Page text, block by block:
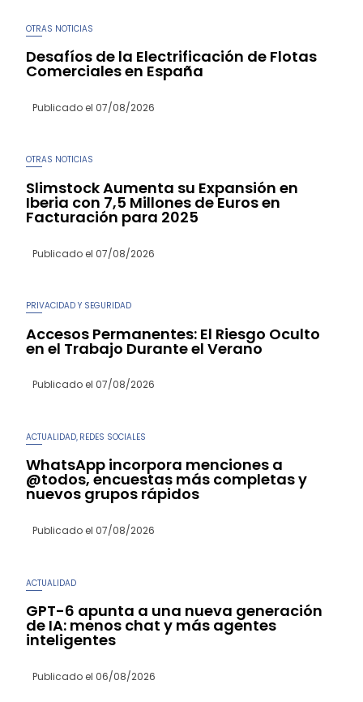
OTRAS NOTICIAS
Desafíos de la Electrificación de Flotas
Comerciales en España
Publicado el 07/08/2026
OTRAS NOTICIAS
Slimstock Aumenta su Expansión en
Iberia con 7,5 Millones de Euros en
Facturación para 2025
Publicado el 07/08/2026
PRIVACIDAD Y SEGURIDAD
Accesos Permanentes: El Riesgo Oculto
en el Trabajo Durante el Verano
Publicado el 07/08/2026
ACTUALIDAD REDES SOCIALES
WhatsApp incorpora menciones a
@todos, encuestas más completas y
nuevos grupos rápidos
Publicado el 07/08/2026
ACTUALIDAD
GPT-6 apunta a una nueva generación
de IA: menos chat y más agentes
inteligentes
Publicado el 06/08/2026